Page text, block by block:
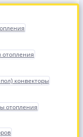
отопления
конвекторы
отопления